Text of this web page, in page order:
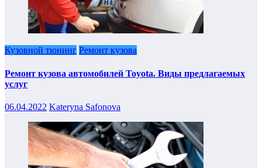
Кузовной тюнинг Ремонт кузова
Ремонт кузова автомобилей Toyota. Виды предлагаемых
услуг
06.04.2022 Kateryna Safonova